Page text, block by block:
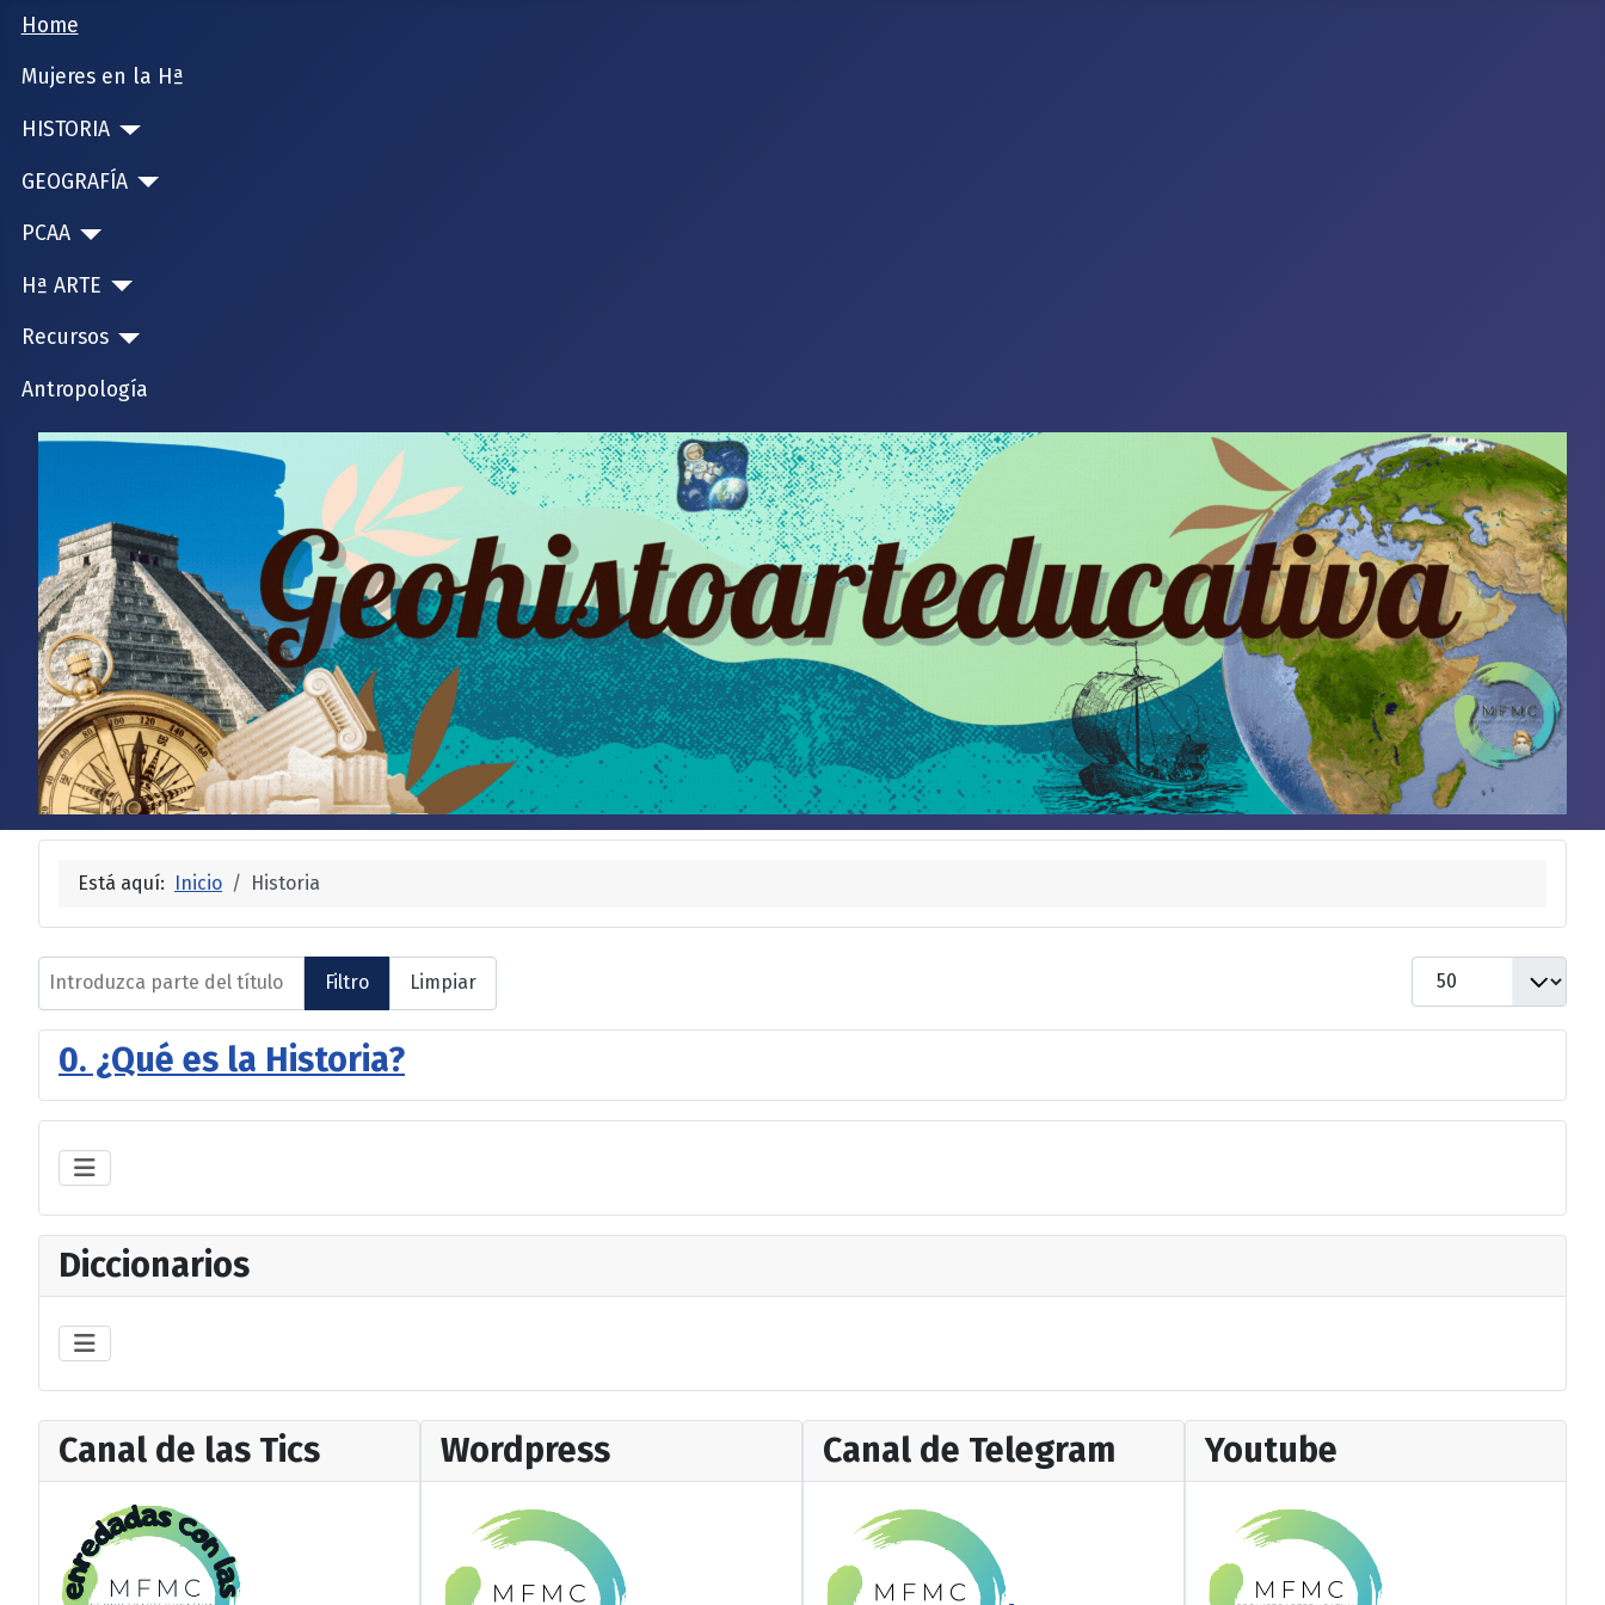
Home
Mujeres en la Hª
HISTORIA
GEOGRAFÍA
PCAA
Hª ARTE
Recursos
Antropología
Está aquí: Inicio Historia
Introduzca parte del título
Filtro Limpiar
Cantidad
0. ¿Qué es la Historia?
Diccionarios
Canal de las Tics Wordpress Canal de Telegram Youtube